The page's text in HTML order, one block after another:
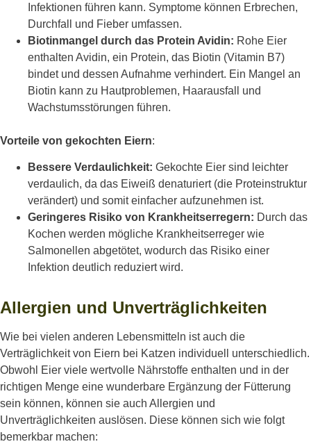
Infektionen führen kann. Symptome können Erbrechen,
Durchfall und Fieber umfassen.
Biotinmangel durch das Protein Avidin: Rohe Eier
enthalten Avidin, ein Protein, das Biotin (Vitamin B7)
bindet und dessen Aufnahme verhindert. Ein Mangel an
Biotin kann zu Hautproblemen, Haarausfall und
Wachstumsstörungen führen.
Vorteile von gekochten Eiern:
Bessere Verdaulichkeit: Gekochte Eier sind leichter
verdaulich, da das Eiweiß denaturiert (die Proteinstruktur
verändert) und somit einfacher aufzunehmen ist.
Geringeres Risiko von Krankheitserregern: Durch das
Kochen werden mögliche Krankheitserreger wie
Salmonellen abgetötet, wodurch das Risiko einer
Infektion deutlich reduziert wird.
Allergien und Unverträglichkeiten
Wie bei vielen anderen Lebensmitteln ist auch die
Verträglichkeit von Eiern bei Katzen individuell unterschiedlich.
Obwohl Eier viele wertvolle Nährstoffe enthalten und in der
richtigen Menge eine wunderbare Ergänzung der Fütterung
sein können, können sie auch Allergien und
Unverträglichkeiten auslösen. Diese können sich wie folgt
bemerkbar machen: